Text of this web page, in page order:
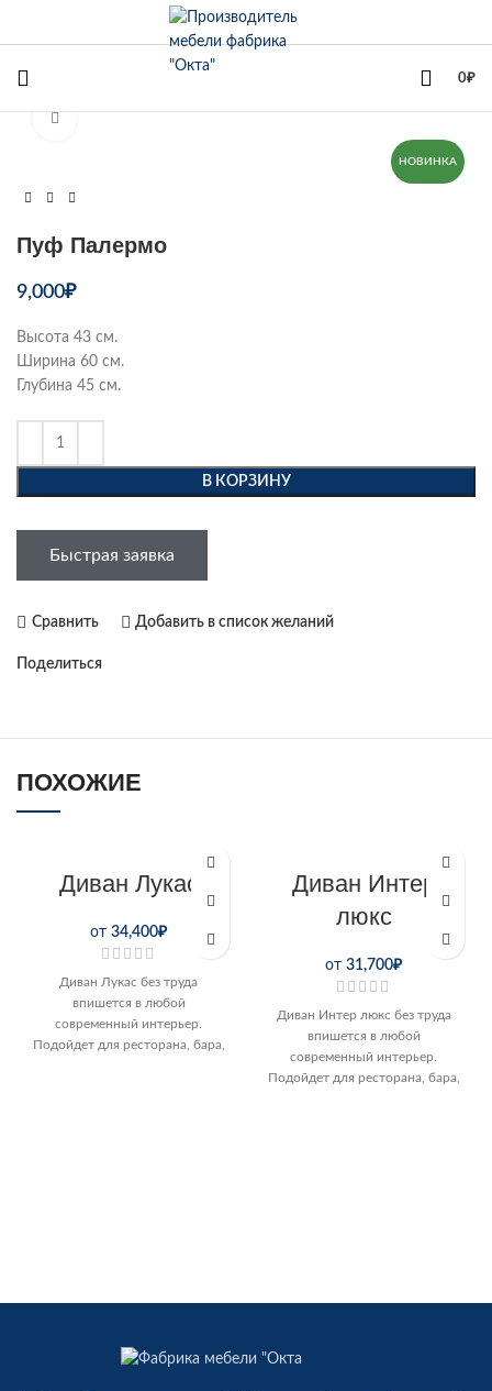
0₽
НОВИНКА
Пуф Палермо
9,000₽
Высота 43 см.
Ширина 60 см.
Глубина 45 см.
В КОРЗИНУ
Быстрая заявка
Сравнить Добавить в список желаний
Поделиться
ПОХОЖИЕ
Диван Лукас
от 34,400₽
Диван Лукас без труда
впишется в любой
современный интерьер.
Подойдет для ресторана, бара,
Диван Интер
люкс
от 31,700₽
Диван Интер люкс без труда
впишется в любой
современный интерьер.
Подойдет для ресторана, бара,